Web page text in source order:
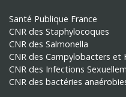
Santé Publique France
CNR des Staphylocoques
CNR des Salmonella
CNR des Campylobacters et
CNR des Infections
CNR des bactéries